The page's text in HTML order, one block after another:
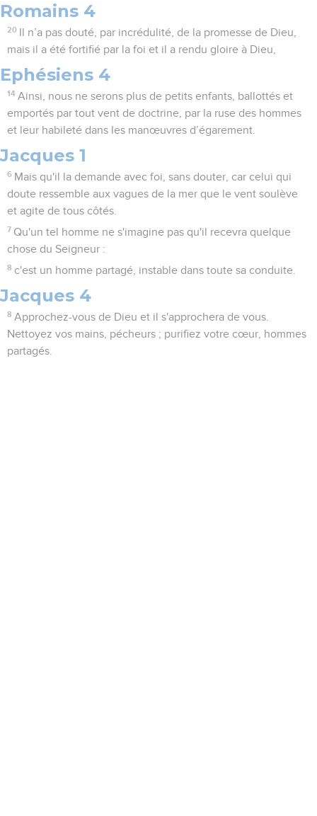
Romains 4
20
Il n’a pas douté, par incrédulité, de la promesse de Dieu,
mais il a été fortifié par la foi et il a rendu gloire à Dieu,
Ephésiens 4
14 Ainsi, nous ne serons plus de petits enfants, ballottés et
emportés par tout vent de doctrine, par la ruse des hommes
et leur habileté dans les manœuvres d’égarement.
Jacques 1
6 Mais qu'il la demande avec foi, sans douter, car celui qui
doute ressemble aux vagues de la mer que le vent soulève
et agite de tous côtés.
7 Qu'un tel homme ne s'imagine pas qu'il recevra quelque
chose du Seigneur :
8 c'est un homme partagé, instable dans toute sa conduite.
Jacques 4
8 Approchez-vous de Dieu et il s'approchera de vous.
Nettoyez vos mains, pécheurs ; purifiez votre cœur, hommes
partagés.